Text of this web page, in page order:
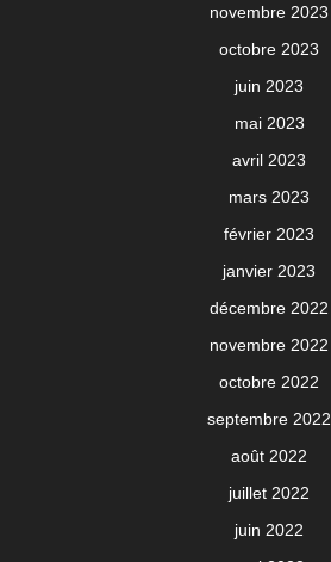
novembre 2023
octobre 2023
juin 2023
mai 2023
avril 2023
mars 2023
février 2023
janvier 2023
décembre 2022
novembre 2022
octobre 2022
septembre 2022
août 2022
juillet 2022
juin 2022